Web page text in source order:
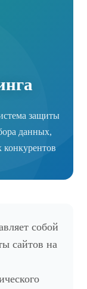
защиты
данных,
конкурентов
собой
сайтов на